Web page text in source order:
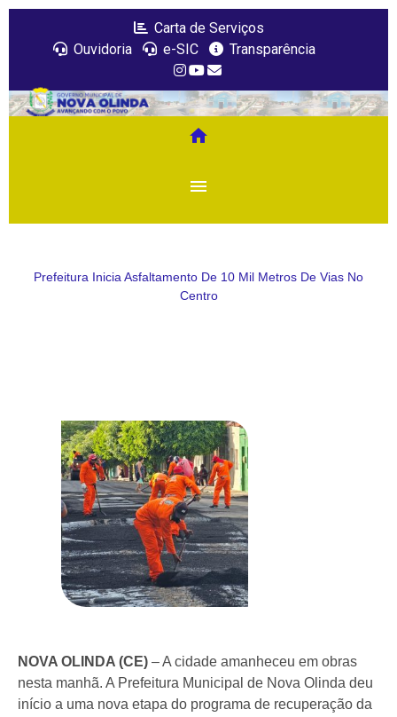
Carta de Serviços
Ouvidoria
e-SIC Transparência
menu
home
Prefeitura Inicia Asfaltamento De 10 Mil Metros De Vias No
Centro
NOVA OLINDA (CE) – A cidade amanheceu em obras
nesta manhã. A Prefeitura Municipal de Nova Olinda deu
início a uma nova etapa do programa de recuperação da